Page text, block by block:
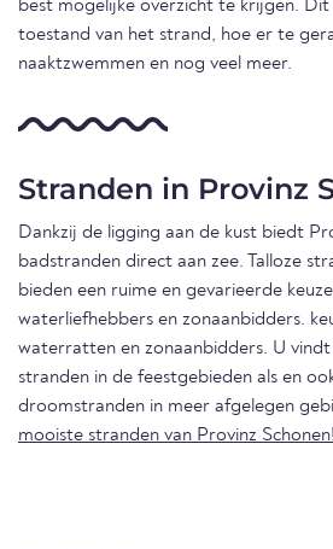
best mogelijke overzicht te krijgen.
toestand van het strand, hoe er te
naaktzwemmen en nog veel meer.
Stranden in Provinz
Dankzij de ligging aan de kust biedt
badstranden direct aan zee. Talloze
bieden een ruime en gevarieerde
waterliefhebbers en zonaanbidders.
waterratten en zonaanbidders. U
stranden in de feestgebieden als en
droomstranden in meer afgelegen
mooiste stranden van Provinz Schonen!